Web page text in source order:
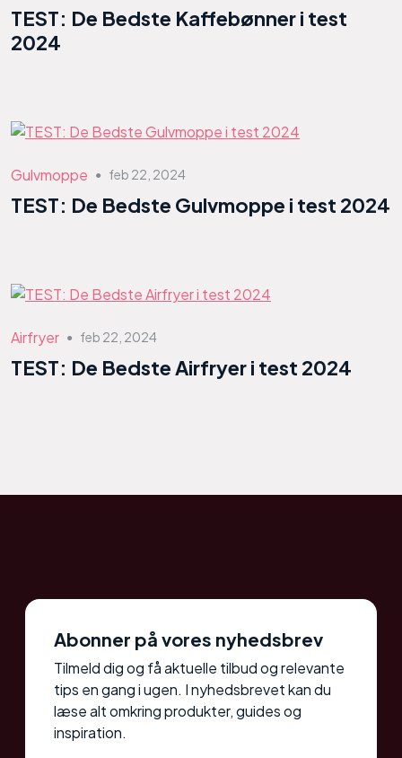
TEST: De Bedste Kaffebønner i test
2024
Gulvmoppe ● feb 22, 2024
TEST: De Bedste Gulvmoppe i test 2024
Airfryer ● feb 22, 2024
TEST: De Bedste Airfryer i test 2024
Abonner på vores nyhedsbrev
Tilmeld dig og få aktuelle tilbud og relevante
tips en gang i ugen. I nyhedsbrevet kan du
læse alt omkring produkter, guides og
inspiration.